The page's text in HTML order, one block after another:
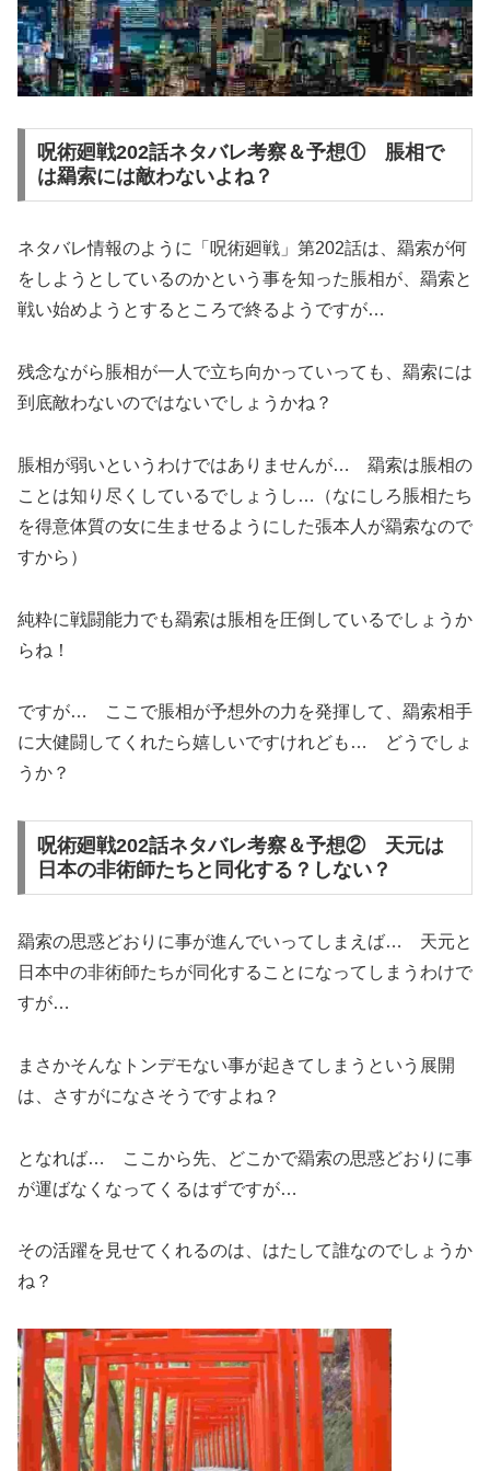
呪術廻戦202話ネタバレ考察＆予想① 脹相で
は羂索には敵わないよね？
ネタバレ情報のように「呪術廻戦」第202話は、羂索が何
をしようとしているのかという事を知った脹相が、羂索と
戦い始めようとするところで終るようですが…
残念ながら脹相が一人で立ち向かっていっても、羂索には
到底敵わないのではないでしょうかね？
脹相が弱いというわけではありませんが… 羂索は脹相の
ことは知り尽くしているでしょうし…（なにしろ脹相たち
を得意体質の女に生ませるようにした張本人が羂索なので
すから）
純粋に戦闘能力でも羂索は脹相を圧倒しているでしょうか
らね！
ですが… ここで脹相が予想外の力を発揮して、羂索相手
に大健闘してくれたら嬉しいですけれども… どうでしょ
うか？
呪術廻戦202話ネタバレ考察＆予想② 天元は
日本の非術師たちと同化する？しない？
羂索の思惑どおりに事が進んでいってしまえば… 天元と
日本中の非術師たちが同化することになってしまうわけで
すが…
まさかそんなトンデモない事が起きてしまうという展開
は、さすがになさそうですよね？
となれば… ここから先、どこかで羂索の思惑どおりに事
が運ばなくなってくるはずですが…
その活躍を見せてくれるのは、はたして誰なのでしょうか
ね？